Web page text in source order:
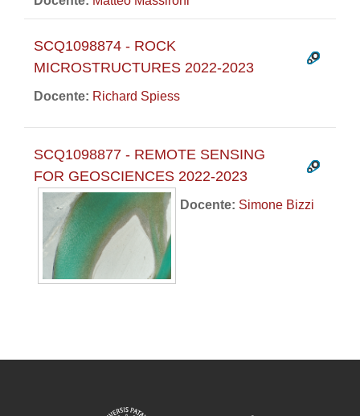
SCQ1098874 - ROCK
MICROSTRUCTURES 2022-2023
Docente: Richard Spiess
SCQ1098877 - REMOTE SENSING
FOR GEOSCIENCES 2022-2023
Docente: Simone Bizzi